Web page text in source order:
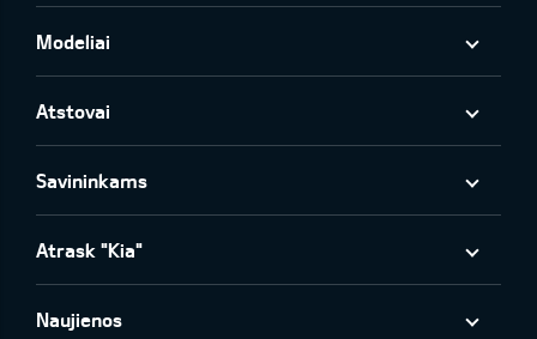
Modeliai
Atstovai
Savininkams
Atrask "Kia"
Naujienos